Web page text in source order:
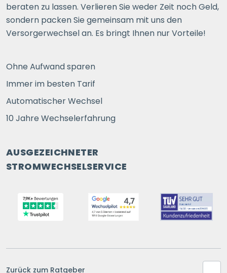
beraten zu lassen. Verlieren Sie weder Zeit noch Geld,
sondern packen Sie gemeinsam mit uns den
Versorgerwechsel an. Es bringt Ihnen nur Vorteile!
Ohne Aufwand sparen
Immer im besten Tarif
Automatischer Wechsel
10 Jahre Wechselerfahrung
AUSGEZEICHNETER
STROMWECHSELSERVICE
Zurück zum Ratgeber